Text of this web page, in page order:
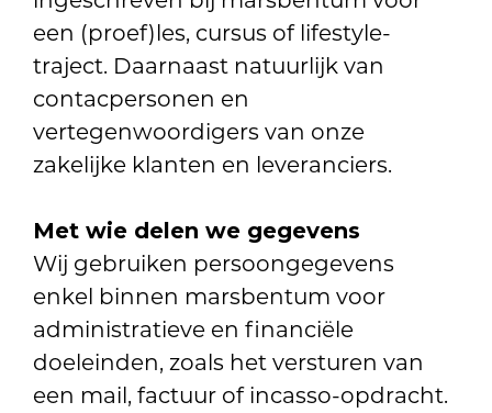
een (proef)les, cursus of lifestyle-
traject. Daarnaast natuurlijk van
contacpersonen en
vertegenwoordigers van onze
zakelijke klanten en leveranciers.
Met wie delen we gegevens
Wij gebruiken persoongegevens
enkel binnen marsbentum voor
administratieve en financiële
doeleinden, zoals het versturen van
een mail, factuur of incasso-opdracht.